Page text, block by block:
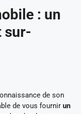
: un
sur-
de son
de vous fournir un